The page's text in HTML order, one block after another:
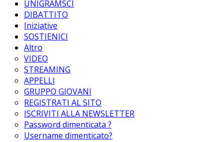
UNIGRAMSCI
DIBATTITO
Iniziative
SOSTIENICI
Altro
VIDEO
STREAMING
APPELLI
GRUPPO GIOVANI
REGISTRATI AL SITO
ISCRIVITI ALLA NEWSLETTER
Password dimenticata ?
Username dimenticato?